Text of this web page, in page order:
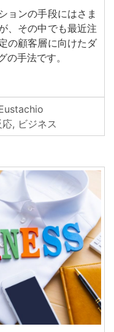
ョンの手段にはさま
、その中でも最近注
の顧客層に向けたダ
の手法です。
応, ビジネス